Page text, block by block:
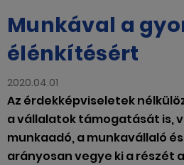
Munkával a
élénkítésért
2020.04.01
Az érdekképviseletek
a vállalatok támogatását is,
munkaadó, a munkavállaló
arányosan vegye ki a részét